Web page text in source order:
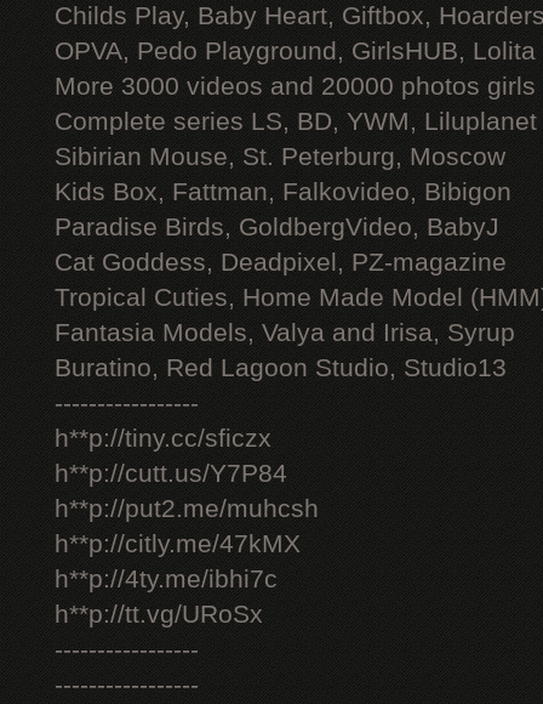
Childs Play, Baby Heart, Giftbox,
OPVA, Pedo Playground, GirlsHUB, Lolita
More 3000 videos and 20000 photos
Complete series LS, BD, YWM, Liluplanet
Sibirian Mouse, St. Peterburg, Moscow
Kids Box, Fattman, Falkovideo, Bibigon
Paradise Birds, GoldbergVideo, BabyJ
Cat Goddess, Deadpixel, PZ-magazine
Tropical Cuties, Home Made Model
Fantasia Models, Valya and Irisa, Syrup
Buratino, Red Lagoon Studio, Studio13
-----------------
h**p://tiny.cc/sficzx
h**p://cutt.us/Y7P84
h**p://put2.me/muhcsh
h**p://citly.me/47kMX
h**p://4ty.me/ibhi7c
h**p://tt.vg/URoSx
-----------------
-----------------